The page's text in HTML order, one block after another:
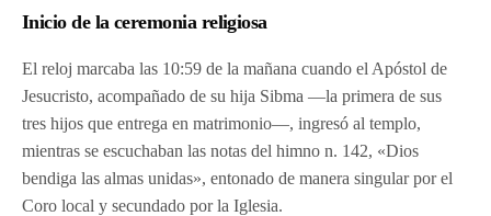
Inicio de la ceremonia religiosa
El reloj marcaba las 10:59 de la mañana cuando el Apóstol de
Jesucristo, acompañado de su hija Sibma —la primera de sus
tres hijos que entrega en matrimonio—, ingresó al templo,
mientras se escuchaban las notas del himno n. 142, «Dios
bendiga las almas unidas», entonado de manera singular por el
Coro local y secundado por la Iglesia.